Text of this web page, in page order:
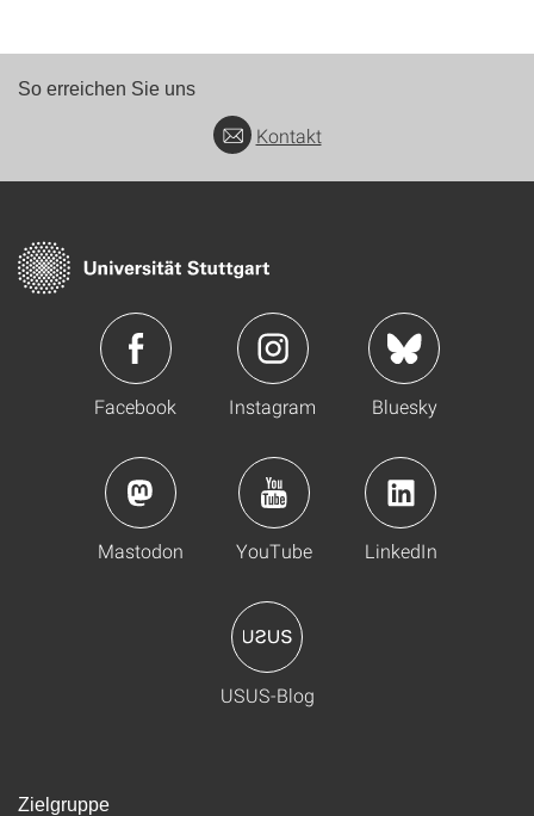
So erreichen Sie uns
Kontakt
Facebook Instagram Bluesky
Mastodon YouTube LinkedIn
USUS-Blog
Zielgruppe